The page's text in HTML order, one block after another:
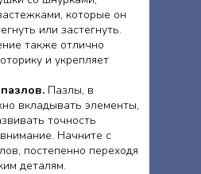
которые он
или застегнуть.
также отлично
и укрепляет
Пазлы, в
вкладывать элементы,
точность
Начните с
постепенно переходя
деталям.